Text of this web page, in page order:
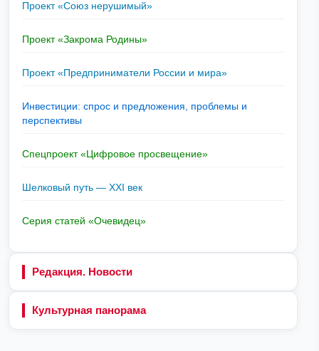
Проект «Союз нерушимый»
Проект «Закрома Родины»
Проект «Предприниматели России и мира»
Инвестиции: спрос и предложения, проблемы и
перспективы
Спецпроект «Цифровое просвещение»
Шелковый путь — XXI век
Серия статей «Очевидец»
Редакция. Новости
Культурная панорама